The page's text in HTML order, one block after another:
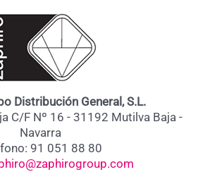
Distribución General, S.L.
C/F Nº 16 - 31192 Mutilva Baja -
Navarra
91 051 88 80